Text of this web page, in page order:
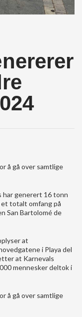
å gå over samtlige
har generert 16 tonn
et totalt omfang på
San Bartolomé de
at
i Playa del
at Karnevals
mennesker deltok i
å gå over samtlige